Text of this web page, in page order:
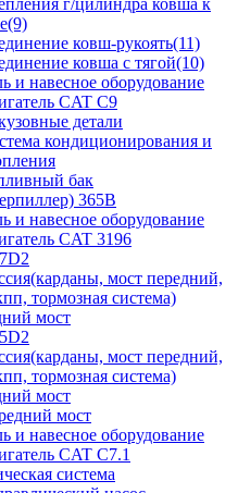
г/цилиндра ковша к
ковш-рукоять(11)
ковша с тягой(10)
и навесное оборудование
CAT C9
детали
кондиционирования и
бак
365B
и навесное оборудование
CAT 3196
мост передний,
тормозная система)
мост
мост передний,
тормозная система)
мост
мост
и навесное оборудование
CAT C7.1
система